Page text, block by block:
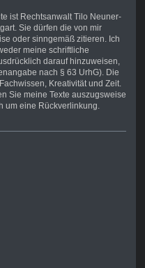
ist Rechtsanwalt Tilo Neuner-
Sie dürfen die von mir
oder sinngemäß zitieren. Ich
meine schriftliche
darauf hinzuweisen,
nach § 63 UrhG). Die
Kreativität und Zeit.
Sie meine Texte auszugsweise
um eine Rückverlinkung.